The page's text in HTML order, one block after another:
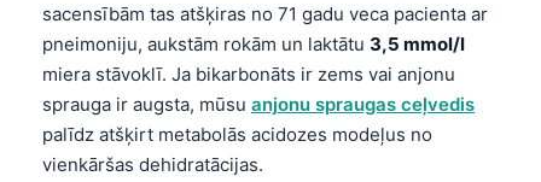
sacensībām tas atšķiras no 71 gadu veca pacienta ar
pneimoniju, aukstām rokām un laktātu 3,5 mmol/l
miera stāvoklī. Ja bikarbonāts ir zems vai anjonu
sprauga ir augsta, mūsu anjonu spraugas ceļvedis
palīdz atšķirt metabolās acidozes modeļus no
vienkāršas dehidratācijas.